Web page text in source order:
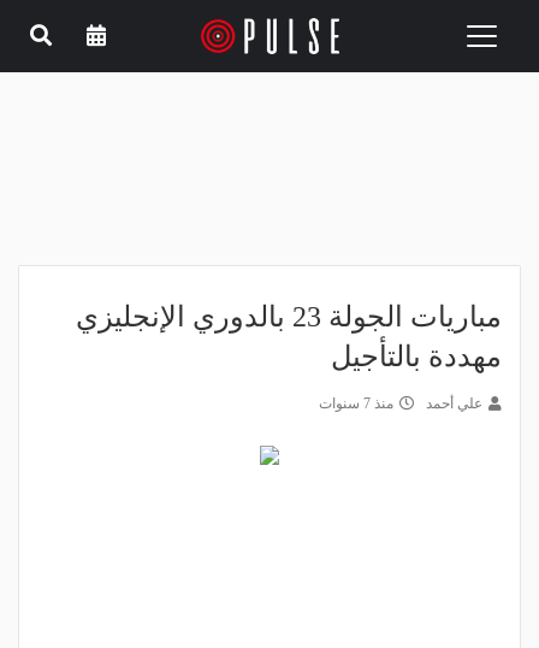
Toggle
مباريات الجولة 23 بالدوري الإنجليزي
مهددة بالتأجيل
علي أحمد منذ 7 سنوات